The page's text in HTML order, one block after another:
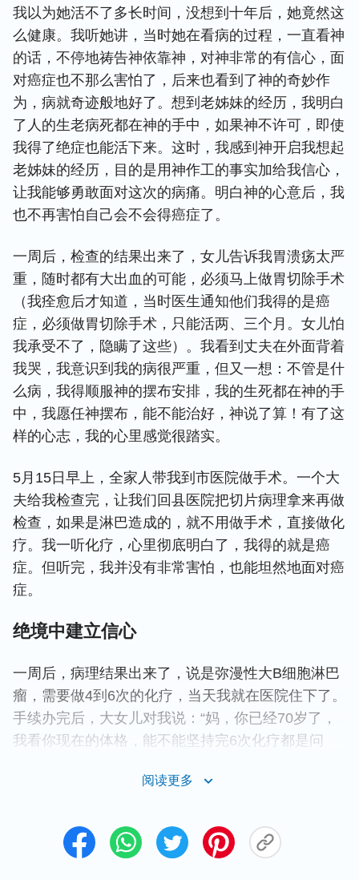
我以为她活不了多长时间，没想到十年后，她竟然这
么健康。我听她讲，当时她在看病的过程，一直看神
的话，不停地祷告神依靠神，对神非常的有信心，面
对癌症也不那么害怕了，后来也看到了神的奇妙作
为，病就奇迹般地好了。想到老姊妹的经历，我明白
了人的生老病死都在神的手中，如果神不许可，即使
我得了绝症也能活下来。这时，我感到神开启我想起
老姊妹的经历，目的是用神作工的事实加给我信心，
让我能够勇敢面对这次的病痛。明白神的心意后，我
也不再害怕自己会不会得癌症了。
一周后，检查的结果出来了，女儿告诉我胃溃疡太严
重，随时都有大出血的可能，必须马上做胃切除手术
（我痊愈后才知道，当时医生通知他们我得的是癌
症，必须做胃切除手术，只能活两、三个月。女儿怕
我承受不了，隐瞒了这些）。我看到丈夫在外面背着
我哭，我意识到我的病很严重，但又一想：不管是什
么病，我得顺服神的摆布安排，我的生死都在神的手
中，我愿任神摆布，能不能治好，神说了算！有了这
样的心志，我的心里感觉很踏实。
5月15日早上，全家人带我到市医院做手术。一个大
夫给我检查完，让我们回县医院把切片病理拿来再做
检查，如果是淋巴造成的，就不用做手术，直接做化
疗。我一听化疗，心里彻底明白了，我得的就是癌
症。但听完，我并没有非常害怕，也能坦然地面对癌
症。
绝境中建立信心
一周后，病理结果出来了，说是弥漫性大B细胞淋巴
瘤，需要做4到6次的化疗，当天我就在医院住下了。
手续办完后，大女儿对我说：“妈，你已经70岁了，
我看你现在的体格，能不能坚持完6次化疗都是问
正在化疗的老太太跟我说：“化疗可遭罪了，你可千
了，到现在好几个月也没爬起来，我要是继续化疗，
非死不可。”我当时听了挺害怕的，心想：她那大块
阅读更多